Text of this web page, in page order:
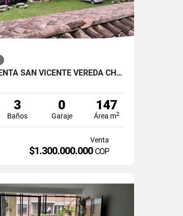
FINCA EN VENTA SAN VICENTE VEREDA CHAPARRAL SOLO CONTADO
3
Baños
0
Garaje
147
Área m2
Venta
$1.300.000.000 COP